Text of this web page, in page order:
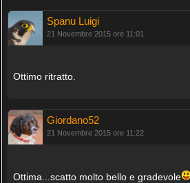
Spanu Luigi
21 Novembre 2015 ore 11:01
Ottimo ritratto.
Giordano52
21 Novembre 2015 ore 11:22
Ottima...scatto molto bello e gradevole